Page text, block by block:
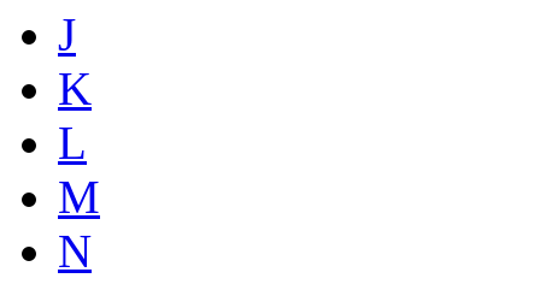
J
K
L
M
N